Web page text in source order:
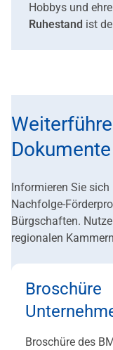
Hobbys und
Ruhestand ist
Dokumente
Informieren Sie
Nachfolge-
Bürgschaften.
regionalen
Broschüre
Broschüre des